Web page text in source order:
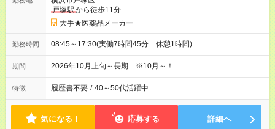
戸塚駅から徒歩11分
大手★医薬品メーカー
勤務時間 08:45～17:30(実働7時間45分 休憩1時間)
期間 2026年10月上旬～長期 ※10月～！
特徴 履歴書不要 / 40～50代活躍中
気になる！ 応募する 詳細へ